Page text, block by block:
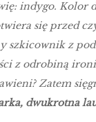
indygo. Kolor
się przed
szkicownik z
z odrobiną
Zatem
dwukrotna